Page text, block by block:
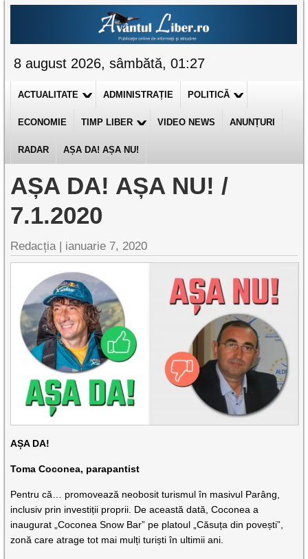
8 august 2026, sâmbătă, 01:27
ACTUALITATE ADMINISTRAȚIE POLITICĂ
ECONOMIE TIMP LIBER VIDEO NEWS ANUNȚURI
RADAR AȘA DA! AȘA NU!
AȘA DA! AȘA NU! /
7.1.2020
Redacția | ianuarie 7, 2020
AȘA DA!
Toma Coconea, parapantist
Pentru că… promovează neobosit turismul în masivul Parâng,
inclusiv prin investiții proprii. De această dată, Coconea a
inaugurat „Coconea Snow Bar” pe platoul „Căsuța din povești”,
zonă care atrage tot mai mulți turiști în ultimii ani.